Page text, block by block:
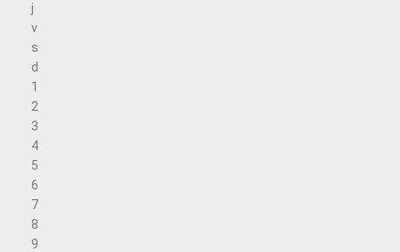
j
v
s
d
1
2
3
4
5
6
7
8
9